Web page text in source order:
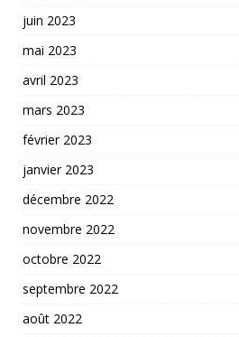
juin 2023
mai 2023
avril 2023
mars 2023
février 2023
janvier 2023
décembre 2022
novembre 2022
octobre 2022
septembre 2022
août 2022